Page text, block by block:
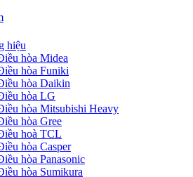
hiệu
hòa Midea
hòa Funiki
hòa Daikin
hòa LG
hòa Mitsubishi Heavy
hòa Gree
hoà TCL
hòa Casper
hòa Panasonic
hòa Sumikura